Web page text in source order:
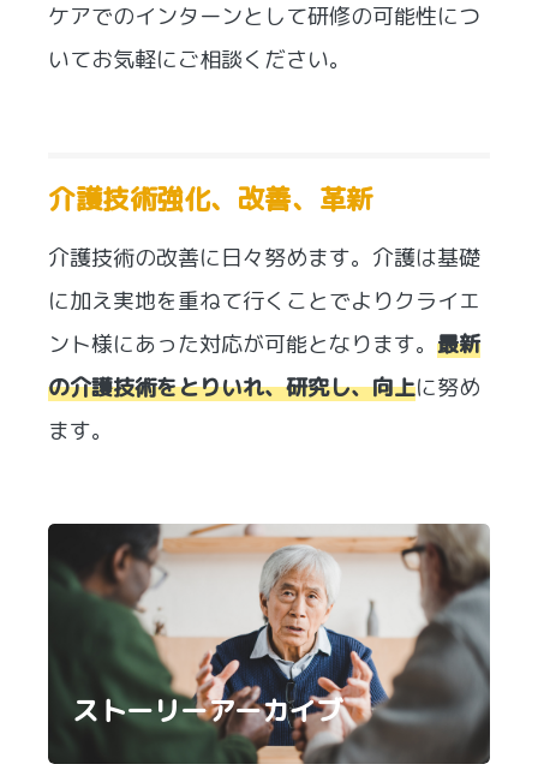
ケアでのインターンとして研修の可能性につ
いてお気軽にご相談ください。
介護技術強化、改善、革新
介護技術の改善に日々努めます。介護は基礎
に加え実地を重ねて行くことでよりクライエ
ント様にあった対応が可能となります。 最新
の介護技術をとりいれ、研究し、向上に努め
ます。
ストーリーアーカイブ